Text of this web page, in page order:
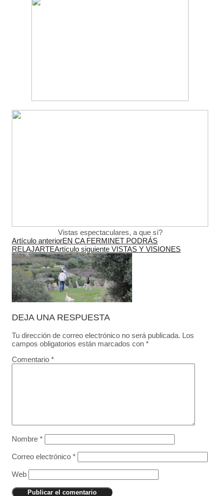
Vistas espectaculares, a que sí?
Artículo anteriorEN CA FERMINET PODRÁS
RELAJARTEArtículo siguiente VISTAS Y VISIONES
DEJA UNA RESPUESTA
Tu dirección de correo electrónico no será publicada. Los
campos obligatorios están marcados con *
Comentario *
Nombre *
Correo electrónico *
Web